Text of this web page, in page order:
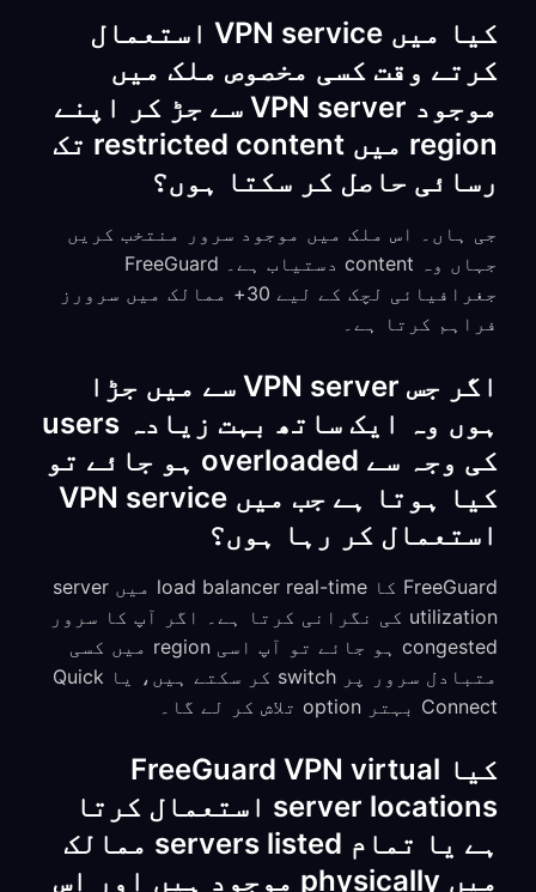
کیا میں VPN service استعمال
کرتے وقت کسی مخصوص ملک میں
موجود VPN server سے جڑ کر اپنے
region میں restricted content تک
رسائی حاصل کر سکتا ہوں؟
جی ہاں۔ اس ملک میں موجود سرور منتخب کریں
جہاں وہ content دستیاب ہے۔ FreeGuard
جغرافیائی لچک کے لیے 30+ ممالک میں سرورز
فراہم کرتا ہے۔
اگر جس VPN server سے میں جڑا
ہوں وہ ایک ساتھ بہت زیادہ users
کی وجہ سے overloaded ہو جائے تو
کیا ہوتا ہے جب میں VPN service
استعمال کر رہا ہوں؟
FreeGuard کا load balancer real-time میں server
utilization کی نگرانی کرتا ہے۔ اگر آپ کا سرور
congested ہو جائے تو آپ اسی region میں کسی
متبادل سرور پر switch کر سکتے ہیں، یا Quick
Connect بہتر option تلاش کر لے گا۔
کیا FreeGuard VPN virtual
server locations استعمال کرتا
ہے یا تمام servers listed ممالک
میں physically موجود ہیں اور اس